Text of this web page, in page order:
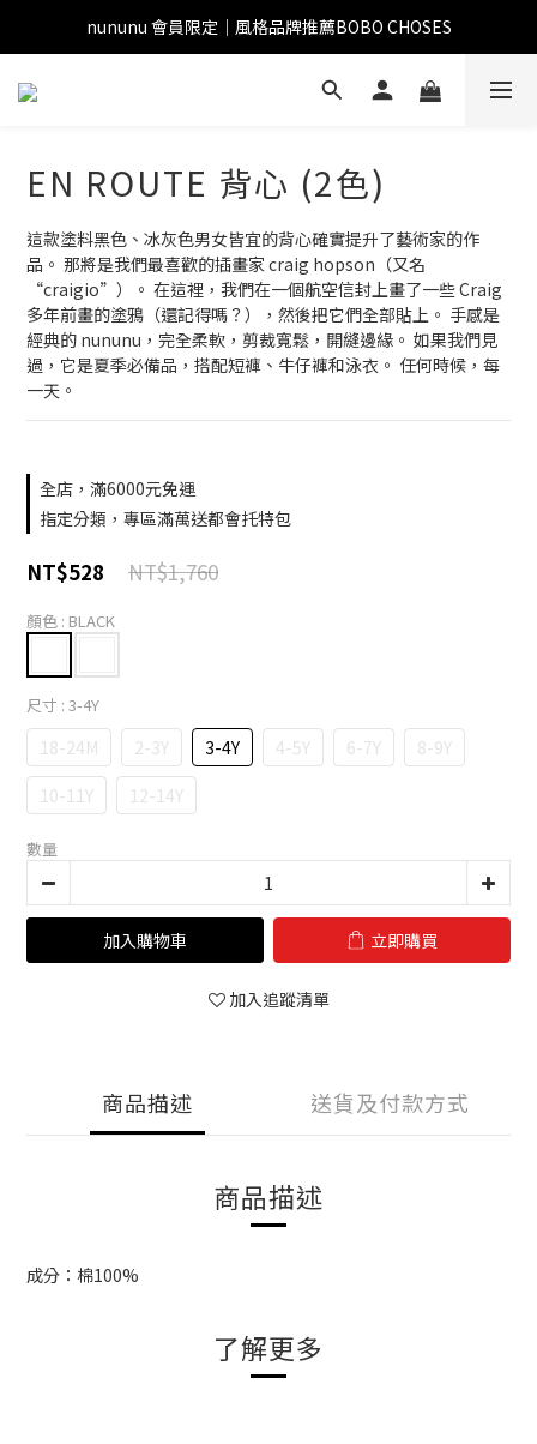
nununu 會員限定｜風格品牌推薦BOBO CHOSES
EN ROUTE 背心 (2色)
這款塗料黑色、冰灰色男女皆宜的背心確實提升了藝術家的作
品。 那將是我們最喜歡的插畫家 craig hopson（又名
“craigio”）。 在這裡，我們在一個航空信封上畫了一些 Craig
多年前畫的塗鴉（還記得嗎？），然後把它們全部貼上。 手感是
經典的 nununu，完全柔軟，剪裁寬鬆，開縫邊緣。 如果我們見
過，它是夏季必備品，搭配短褲、牛仔褲和泳衣。 任何時候，每
一天。
全店，滿6000元免運
指定分類，專區滿萬送都會托特包
NT$1,760
NT$528
顏色 : BLACK
尺寸 : 3-4Y
18-24M 2-3Y 3-4Y 4-5Y 6-7Y
8-9Y
10-11Y
12-14Y
數量
加入購物車 立即購買
加入追蹤清單
商品描述 送貨及付款方式
商品描述
成分：棉100%
了解更多